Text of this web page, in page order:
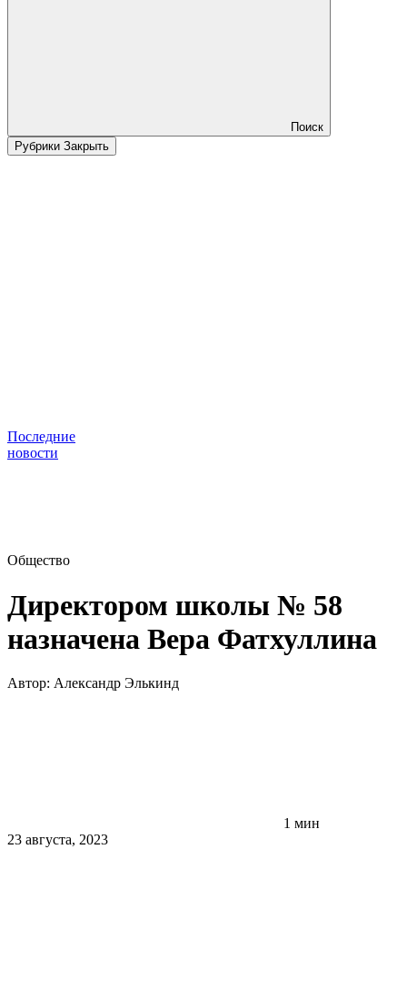
Поиск
Рубрики Закрыть
Последние
новости
Общество
Директором школы № 58
назначена Вера Фатхуллина
Автор: Александр Элькинд
1 мин
23 августа, 2023